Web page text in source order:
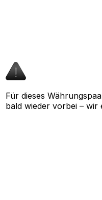
Für dieses
bald wieder vorbei – wir